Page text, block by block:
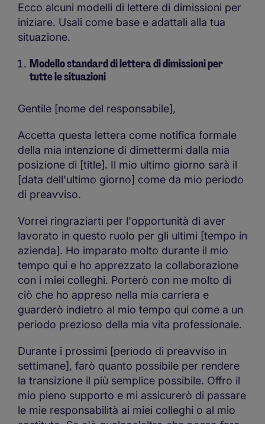
Ecco alcuni modelli di lettere di dimissioni per
iniziare. Usali come base e adattali alla tua
situazione.
Modello standard di lettera di dimissioni per
tutte le situazioni
Gentile [nome del responsabile],
Accetta questa lettera come notifica formale
della mia intenzione di dimettermi dalla mia
posizione di [title]. Il mio ultimo giorno sarà il
[data dell'ultimo giorno] come da mio periodo
di preavviso.
Vorrei ringraziarti per l'opportunità di aver
lavorato in questo ruolo per gli ultimi [tempo in
azienda]. Ho imparato molto durante il mio
tempo qui e ho apprezzato la collaborazione
con i miei colleghi. Porterò con me molto di
ciò che ho appreso nella mia carriera e
guarderò indietro al mio tempo qui come a un
periodo prezioso della mia vita professionale.
Durante i prossimi [periodo di preavviso in
settimane], farò quanto possibile per rendere
la transizione il più semplice possibile. Offro il
mio pieno supporto e mi assicurerò di passare
le mie responsabilità ai miei colleghi o al mio